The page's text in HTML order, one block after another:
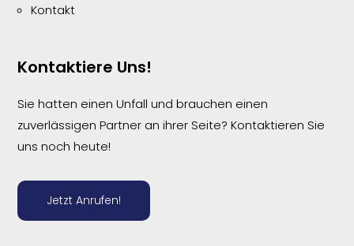
Kontakt
Kontaktiere Uns!
Sie hatten einen Unfall und brauchen einen
zuverlässigen Partner an ihrer Seite? Kontaktieren Sie
uns noch heute!
Jetzt Anrufen!